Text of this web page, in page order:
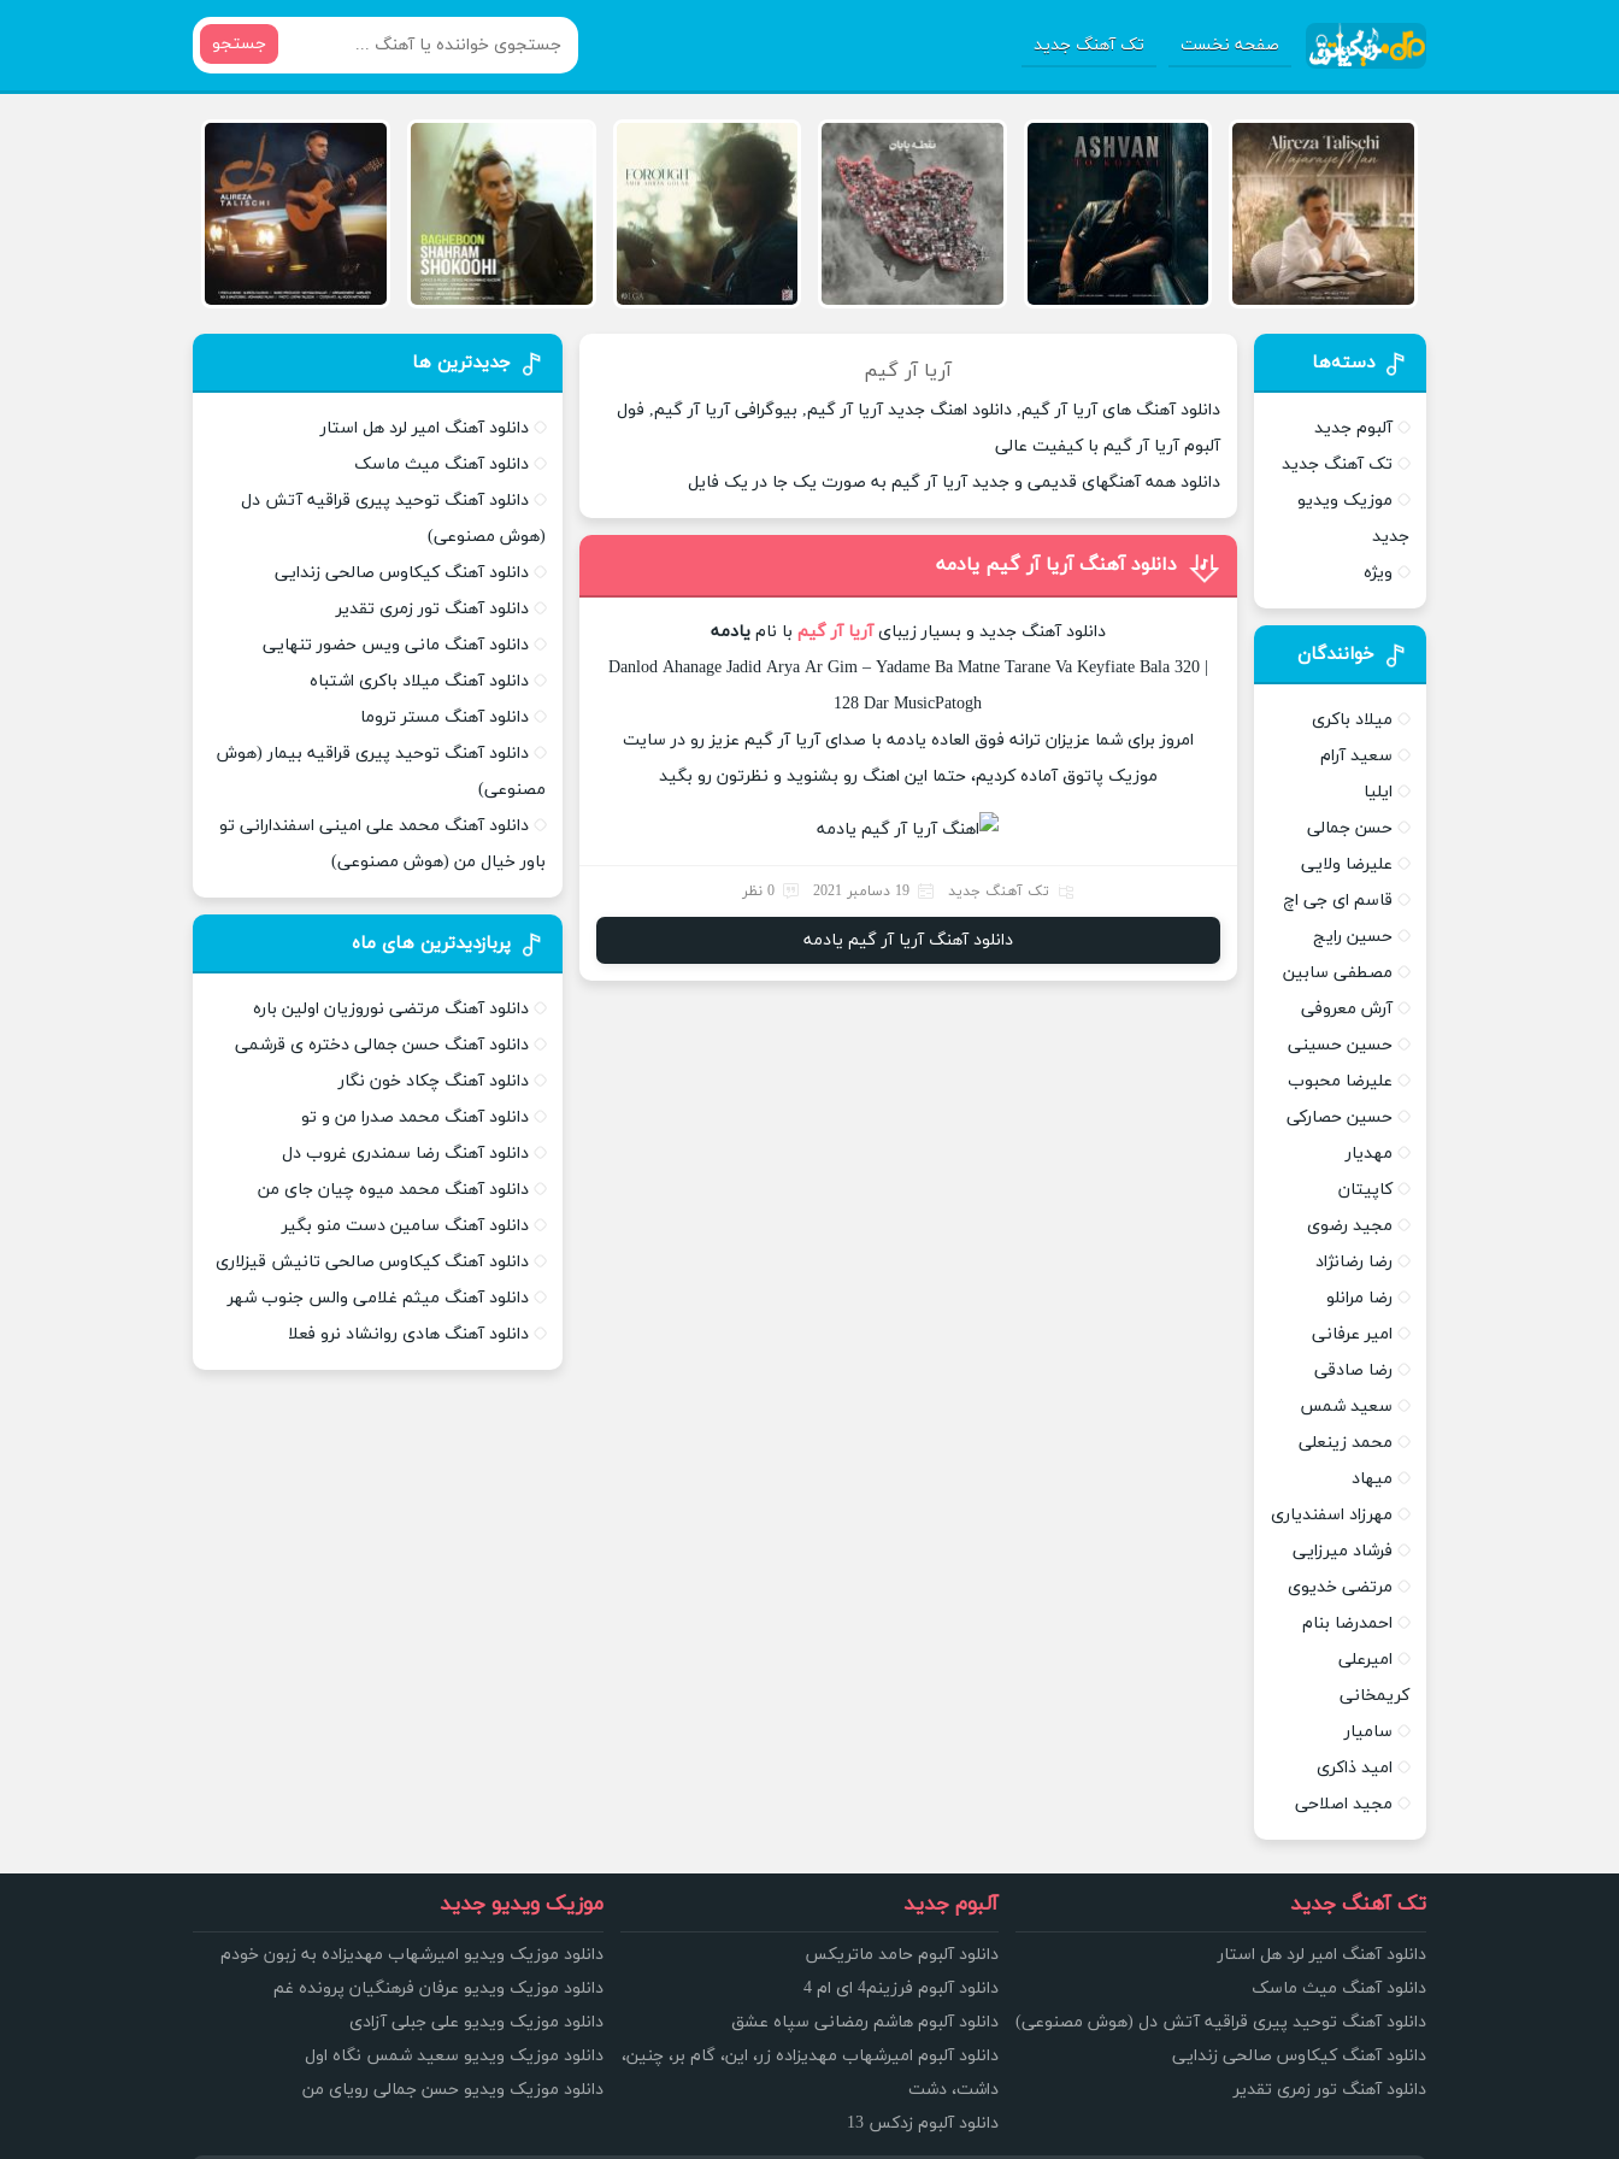
صفحه نخست تک آهنگ جدید جستجو
آریا آر گیم
دانلود آهنگ های آریا آر گیم, دانلود اهنگ جدید آریا آر گیم, بیوگرافی آریا آر گیم, فول
آلبوم آریا آر گیم با کیفیت عالی
دانلود همه آهنگهای قدیمی و جدید آریا آر گیم به صورت یک جا در یک فایل
دانلود آهنگ آریا آر گیم یادمه
دانلود آهنگ جدید و بسیار زیبایآریا آر گیم با نامیادمه
Danlod Ahanage Jadid Arya Ar Gim – Yadame Ba Matne Tarane Va Keyfiate Bala 320 |
128 Dar MusicPatogh
امروز برای شما عزیزان ترانه فوق العاده یادمه با صدای آریا آر گیم عزیز رو در سایت
موزیک پاتوق آماده کردیم، حتما این اهنگ رو بشنوید و نظرتون رو بگید
تک آهنگ جدید 19 دسامبر 2021 0 نظر
دانلود آهنگ آریا آر گیم یادمه
دسته‌ها
آلبوم جدید
تک آهنگ جدید
موزیک ویدیو
جدید
ویژه
خوانندگان
میلاد باکری
سعید آرام
ایلیا
حسن جمالی
علیرضا ولایی
قاسم ای جی اچ
حسین رایج
مصطفی سابین
آرش معروفی
حسین حسینی
علیرضا محبوب
حسین حصارکی
مهدیار
کاپیتان
مجید رضوی
رضا رضانژاد
رضا مرانلو
امیر عرفانی
رضا صادقی
سعید شمس
محمد زینعلی
میهاد
مهرزاد اسفندیاری
فرشاد میرزایی
مرتضی خدیوی
احمدرضا بنام
امیرعلی
کریمخانی
سامیار
امید ذاکری
مجید اصلاحی
جدیدترین ها
دانلود آهنگ امیر لرد هل استار
دانلود آهنگ میث ماسک
دانلود آهنگ توحید پیری قراقیه آتش دل
(هوش مصنوعی)
دانلود آهنگ کیکاوس صالحی زندایی
دانلود آهنگ تور زمری تقدیر
دانلود آهنگ مانی ویس حضور تنهایی
دانلود آهنگ میلاد باکری اشتباه
دانلود آهنگ مستر تروما
دانلود آهنگ توحید پیری قراقیه بیمار (هوش
مصنوعی)
دانلود آهنگ محمد علی امینی اسفندارانی تو
باور خیال من (هوش مصنوعی)
پربازدیدترین های ماه
دانلود آهنگ مرتضی نوروزیان اولین باره
دانلود آهنگ حسن جمالی دختره ی قرشمی
دانلود آهنگ چکاد خون نگار
دانلود آهنگ محمد صدرا من و تو
دانلود آهنگ رضا سمندری غروب دل
دانلود آهنگ محمد میوه چیان جای من
دانلود آهنگ سامین دست منو بگیر
دانلود آهنگ کیکاوس صالحی تانیش قیزلاری
دانلود آهنگ میثم غلامی والس جنوب شهر
دانلود آهنگ هادی روانشاد نرو فعلا
تک آهنگ جدید
دانلود آهنگ امیر لرد هل استار
دانلود آهنگ میث ماسک
دانلود آهنگ توحید پیری قراقیه آتش دل (هوش مصنوعی)
دانلود آهنگ کیکاوس صالحی زندایی
دانلود آهنگ تور زمری تقدیر
آلبوم جدید
دانلود آلبوم حامد ماتریکس
دانلود آلبوم فرزینم4 ای ام 4
دانلود آلبوم هاشم رمضانی سپاه عشق
دانلود آلبوم امیرشهاب مهدیزاده زر، این، گام بر، چنین،
داشت، دشت
دانلود آلبوم زدکس 13
موزیک ویدیو جدید
دانلود موزیک ویدیو امیرشهاب مهدیزاده به زبون خودم
دانلود موزیک ویدیو عرفان فرهنگیان پرونده غم
دانلود موزیک ویدیو علی جبلی آزادی
دانلود موزیک ویدیو سعید شمس نگاه اول
دانلود موزیک ویدیو حسن جمالی رویای من